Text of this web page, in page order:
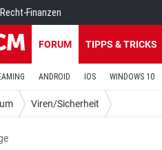
Recht-Finanzen
FORUM TIPPS & TRICKS
ANDROID IOS WINDOWS 10
Viren/Sicherheit